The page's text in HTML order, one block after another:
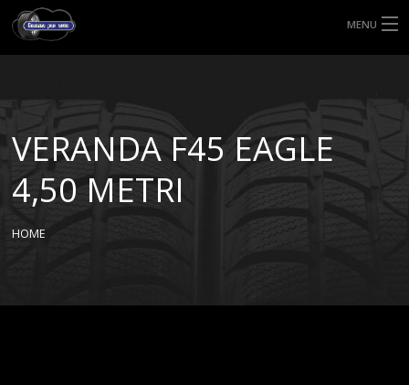
MENU
TIPI DI GOMME
MISURE GOMME
BLOG
VERANDA F45 EAGLE
4,50 METRI
HOME